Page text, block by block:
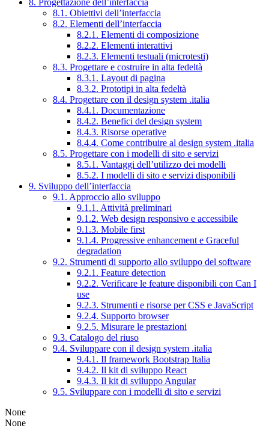
8. Progettazione dell’interfaccia
8.1. Obiettivi dell’interfaccia
8.2. Elementi dell’interfaccia
8.2.1. Elementi di composizione
8.2.2. Elementi interattivi
8.2.3. Elementi testuali (microtesti)
8.3. Progettare e costruire in alta fedeltà
8.3.1. Layout di pagina
8.3.2. Prototipi in alta fedeltà
8.4. Progettare con il design system .italia
8.4.1. Documentazione
8.4.2. Benefici del design system
8.4.3. Risorse operative
8.4.4. Come contribuire al design system .italia
8.5. Progettare con i modelli di sito e servizi
8.5.1. Vantaggi dell’utilizzo dei modelli
8.5.2. I modelli di sito e servizi disponibili
9. Sviluppo dell’interfaccia
9.1. Approccio allo sviluppo
9.1.1. Attività preliminari
9.1.2. Web design responsivo e accessibile
9.1.3. Mobile first
9.1.4. Progressive enhancement e Graceful
degradation
9.2. Strumenti di supporto allo sviluppo del software
9.2.1. Feature detection
9.2.2. Verificare le feature disponibili con Can I
use
9.2.3. Strumenti e risorse per CSS e JavaScript
9.2.4. Supporto browser
9.2.5. Misurare le prestazioni
9.3. Catalogo del riuso
9.4. Sviluppare con il design system .italia
9.4.1. Il framework Bootstrap Italia
9.4.2. Il kit di sviluppo React
9.4.3. Il kit di sviluppo Angular
9.5. Sviluppare con i modelli di sito e servizi
None
None